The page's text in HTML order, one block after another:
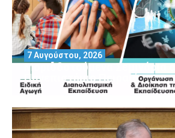
Μοριοδοτούμενα Σεμινάρια
Πανεπιστήμιο Πειραιά
7 Αυγούστου, 2026